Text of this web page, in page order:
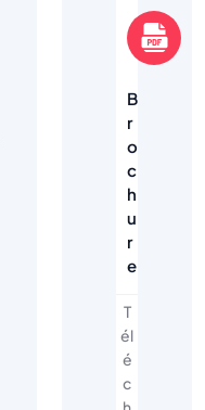
B
r
o
c
h
u
r
e
T
él
é
c